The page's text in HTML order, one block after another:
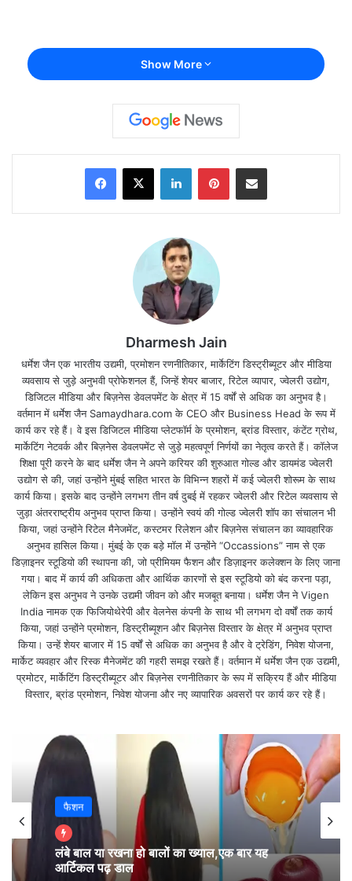
मेष – चू, चे, चो, ला, ली, लू, ले, लो, आ (Aries):
आज चालाकी भरी आर्थिक योजनाओं में फँसने से बचें- निवेश
करने में काफ़ी सावधानी बरतें। इससे पहले कि नकारात्मक विचार
मानसिक बीमारी का रूप ले लें, आप उन्हें ख़त्म कर दें। ऐसा आप
किसी दान-पुण्य के काम में सहभागिता के ज़रिए कर सकते हैं,
जिससे आपको मानसिक संतोष मिलेगा।
वृषभ – ई, ऊ, ए, ओ, वा, वी, वू, वे, वो (Taurus):
आज के दिन आप किसी दान-पुण्य के काम में सहभागिता के ज़रिए
कर सकते हैं, जिससे आपको मानसिक संतोष मिलेगा। चालाकी
भरी आर्थिक योजनाओं में फँसने से बचें- निवेश करने में काफ़ी
सावधानी बरतें।
मिथुन – का, की, कू, घ, ङ, छ, के, को, ह (Gemini):
आज आप माता-पिता को ख़ुश करने के लिए दोनों में संतुलन बनाना
ज़रूरी है। आप प्रेम की आग में धीरे-धीरे ही सही, लेकिन लगातार
जलते रहेंगे। नयी परियोजनाओं और ख़र्चों को टाल दें। अगर आप
ऐसे अच्छे कामों में थोड़ा समय लगाएँ, तो काफ़ी सकारात्मक
Show More
Dharmesh Jain
धर्मेश जैन एक भारतीय उद्यमी, प्रमोशन रणनीतिकार, मार्केटिंग डिस्ट्रीब्यूटर और मीडिया
व्यवसाय से जुड़े अनुभवी प्रोफेशनल हैं, जिन्हें शेयर बाजार, रिटेल व्यापार, ज्वेलरी उद्योग,
डिजिटल मीडिया और बिज़नेस डेवलपमेंट के क्षेत्र में 15 वर्षों से अधिक का अनुभव है।
वर्तमान में धर्मेश जैन Samaydhara.com के CEO और Business Head के रूप में
कार्य कर रहे हैं। वे इस डिजिटल मीडिया प्लेटफॉर्म के प्रमोशन, ब्रांड विस्तार, कंटेंट ग्रोथ,
मार्केटिंग नेटवर्क और बिज़नेस डेवलपमेंट से जुड़े महत्वपूर्ण निर्णयों का नेतृत्व करते हैं। कॉलेज
शिक्षा पूरी करने के बाद धर्मेश जैन ने अपने करियर की शुरुआत गोल्ड और डायमंड ज्वेलरी
उद्योग से की, जहां उन्होंने मुंबई सहित भारत के विभिन्न शहरों में कई ज्वेलरी शोरूम के साथ
कार्य किया। इसके बाद उन्होंने लगभग तीन वर्ष दुबई में रहकर ज्वेलरी और रिटेल व्यवसाय से
जुड़ा अंतरराष्ट्रीय अनुभव प्राप्त किया। उन्होंने स्वयं की गोल्ड ज्वेलरी शॉप का संचालन भी
किया, जहां उन्होंने रिटेल मैनेजमेंट, कस्टमर रिलेशन और बिज़नेस संचालन का व्यावहारिक
अनुभव हासिल किया। मुंबई के एक बड़े मॉल में उन्होंने “Occassions” नाम से एक
डिज़ाइनर स्टूडियो की स्थापना की, जो प्रीमियम फैशन और डिज़ाइनर कलेक्शन के लिए जाना
गया। बाद में कार्य की अधिकता और आर्थिक कारणों से इस स्टूडियो को बंद करना पड़ा,
लेकिन इस अनुभव ने उनके उद्यमी जीवन को और मजबूत बनाया। धर्मेश जैन ने Vigen
India नामक एक फिजियोथेरेपी और वेलनेस कंपनी के साथ भी लगभग दो वर्षों तक कार्य
किया, जहां उन्होंने प्रमोशन, डिस्ट्रीब्यूशन और बिज़नेस विस्तार के क्षेत्र में अनुभव प्राप्त
किया। उन्हें शेयर बाजार में 15 वर्षों से अधिक का अनुभव है और वे ट्रेडिंग, निवेश योजना,
मार्केट व्यवहार और रिस्क मैनेजमेंट की गहरी समझ रखते हैं। वर्तमान में धर्मेश जैन एक उद्यमी,
प्रमोटर, मार्केटिंग डिस्ट्रीब्यूटर और बिज़नेस रणनीतिकार के रूप में सक्रिय हैं और मीडिया
विस्तार, ब्रांड प्रमोशन, निवेश योजना और नए व्यापारिक अवसरों पर कार्य कर रहे हैं।
फैशन
लंबे बाल या रखना हो बालों का ख्याल,एक बार यह
आर्टिकल पढ़ डाल